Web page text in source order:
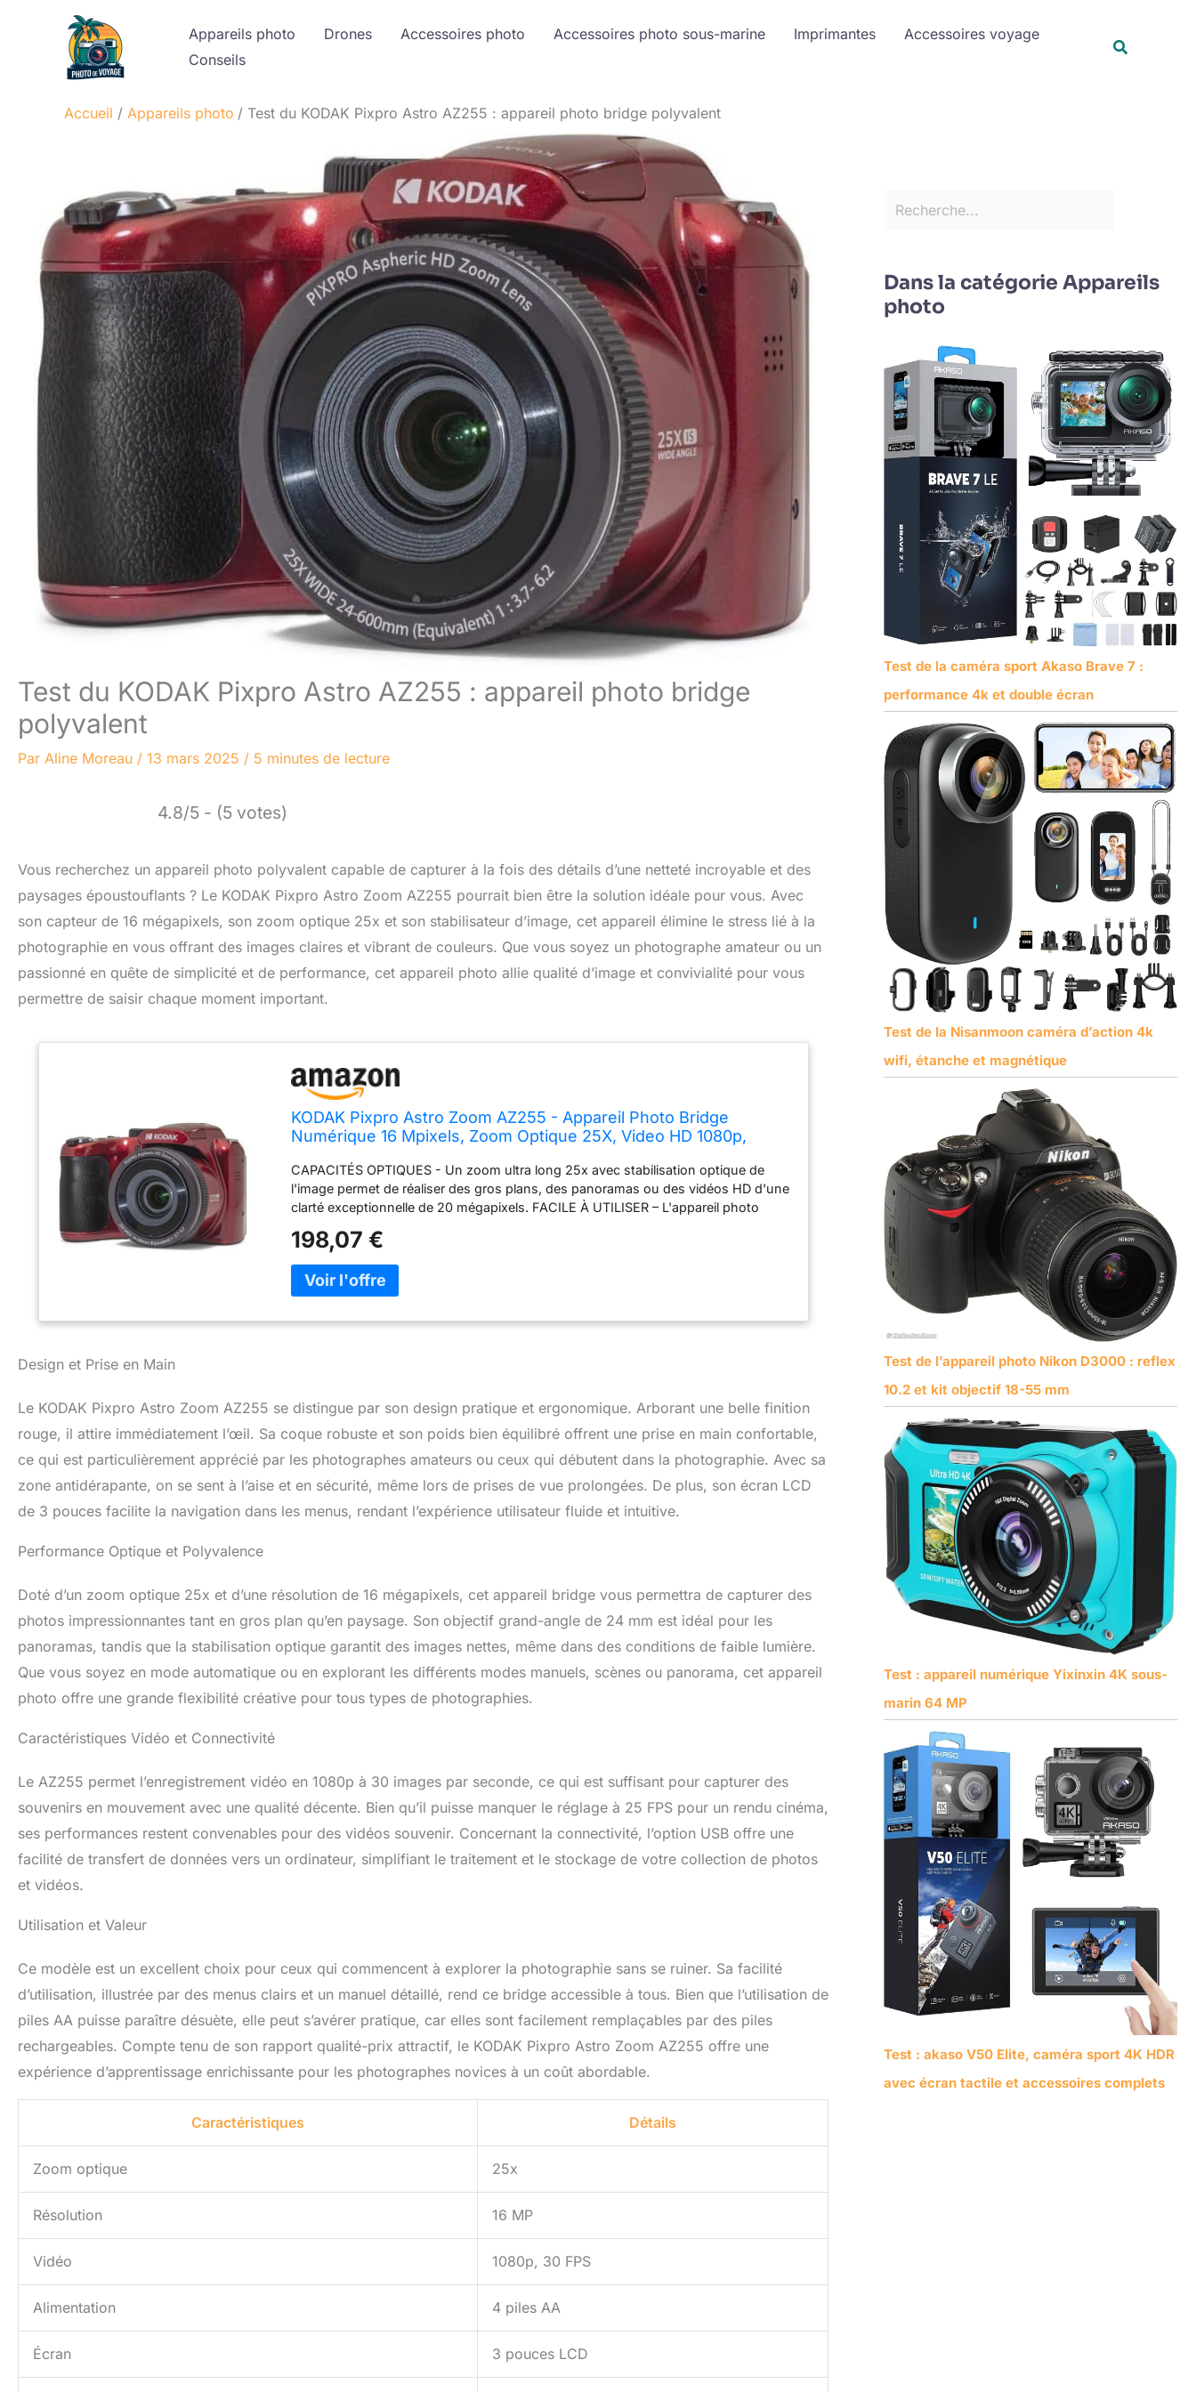
Appareils photo Drones Accessoires photo Accessoires photo sous-marine Imprimantes
Accessoires voyage
Conseils
Accueil Appareils photo Test du KODAK Pixpro Astro AZ255 : appareil photo bridge polyvalent
Test du KODAK Pixpro Astro AZ255 : appareil photo bridge
polyvalent
Par Aline Moreau / 13 mars 2025 / 5 minutes de lecture
4.8/5 - (5 votes)
Vous recherchez un appareil photo polyvalent capable de capturer à la fois des détails d’une netteté incroyable et des
paysages époustouflants ? Le KODAK Pixpro Astro Zoom AZ255 pourrait bien être la solution idéale pour vous. Avec
son capteur de 16 mégapixels, son zoom optique 25x et son stabilisateur d’image, cet appareil élimine le stress lié à la
photographie en vous offrant des images claires et vibrant de couleurs. Que vous soyez un photographe amateur ou un
passionné en quête de simplicité et de performance, cet appareil photo allie qualité d’image et convivialité pour vous
permettre de saisir chaque moment important.
KODAK Pixpro Astro Zoom AZ255 - Appareil Photo Bridge
Numérique 16 Mpixels, Zoom Optique 25X, Video HD 1080p,
Pile AA - Rouge
CAPACITÉS OPTIQUES - Un zoom ultra long 25x avec stabilisation optique de
l'image permet de réaliser des gros plans, des panoramas ou des vidéos HD d'une
clarté exceptionnelle de 20 mégapixels. FACILE À UTILISER – L'appareil photo
capturer des photos rétro classiques lors de tout événement et créer des
souvenirs qui dureront pour toujours. FONCTION STABILISATEUR OPTIQUE
D'IMAGE - L'appareil dispose également du stabilisateur optique de l'image qui
détecte les mouvements de la caméra et améliore la netteté de l'image.
AFFICHAGE - Le KODAK Pixpro AZ255 possède un écran LCD 3 pouces avec une
198,07 €
Design et Prise en Main
Le KODAK Pixpro Astro Zoom AZ255 se distingue par son design pratique et ergonomique. Arborant une belle finition
rouge, il attire immédiatement l’œil. Sa coque robuste et son poids bien équilibré offrent une prise en main confortable,
ce qui est particulièrement apprécié par les photographes amateurs ou ceux qui débutent dans la photographie. Avec sa
zone antidérapante, on se sent à l’aise et en sécurité, même lors de prises de vue prolongées. De plus, son écran LCD
de 3 pouces facilite la navigation dans les menus, rendant l’expérience utilisateur fluide et intuitive.
Performance Optique et Polyvalence
Doté d’un zoom optique 25x et d’une résolution de 16 mégapixels, cet appareil bridge vous permettra de capturer des
photos impressionnantes tant en gros plan qu’en paysage. Son objectif grand-angle de 24 mm est idéal pour les
panoramas, tandis que la stabilisation optique garantit des images nettes, même dans des conditions de faible lumière.
Que vous soyez en mode automatique ou en explorant les différents modes manuels, scènes ou panorama, cet appareil
photo offre une grande flexibilité créative pour tous types de photographies.
Caractéristiques Vidéo et Connectivité
Le AZ255 permet l’enregistrement vidéo en 1080p à 30 images par seconde, ce qui est suffisant pour capturer des
souvenirs en mouvement avec une qualité décente. Bien qu’il puisse manquer le réglage à 25 FPS pour un rendu cinéma,
ses performances restent convenables pour des vidéos souvenir. Concernant la connectivité, l’option USB offre une
facilité de transfert de données vers un ordinateur, simplifiant le traitement et le stockage de votre collection de photos
et vidéos.
Utilisation et Valeur
Ce modèle est un excellent choix pour ceux qui commencent à explorer la photographie sans se ruiner. Sa facilité
d’utilisation, illustrée par des menus clairs et un manuel détaillé, rend ce bridge accessible à tous. Bien que l’utilisation de
piles AA puisse paraître désuète, elle peut s’avérer pratique, car elles sont facilement remplaçables par des piles
rechargeables. Compte tenu de son rapport qualité-prix attractif, le KODAK Pixpro Astro Zoom AZ255 offre une
expérience d’apprentissage enrichissante pour les photographes novices à un coût abordable.
Caractéristiques Détails
Zoom optique 25x
Résolution 16 MP
Vidéo 1080p, 30 FPS
Alimentation 4 piles AA
Écran 3 pouces LCD
r
Dans la catégorie Appareils
photo
Test de la caméra sport Akaso Brave 7 :
performance 4k et double écran
Test de la Nisanmoon caméra d’action 4k
wifi, étanche et magnétique
Test de l’appareil photo Nikon D3000 : reflex
10.2 et kit objectif 18-55 mm
Test : appareil numérique Yixinxin 4K sous-
marin 64 MP
Test : akaso V50 Elite, caméra sport 4K HDR
avec écran tactile et accessoires complets